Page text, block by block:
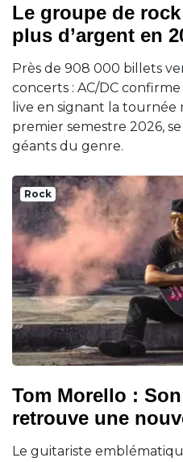
Le groupe de
plus d’argent en
Près de 908 000 billets
concerts : AC/DC
live en signant la
premier semestre 2026,
géants du genre.
Rock
Tom Morello :
retrouve une
Le guitariste